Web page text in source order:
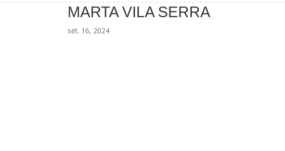
MARTA VILA SERRA
set. 16, 2024